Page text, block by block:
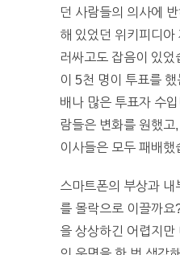
던 사람들의 의사에
해 있었던 위키피디
러싸고도 잡음이 있었
이 5천 명이 투표를
배나 많은 투표자 수
람들은 변화를 원했고
이사들은 모두 패배했
스마트폰의 부상과
를 몰락으로 이끌까
을 상상하긴 어렵지만